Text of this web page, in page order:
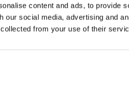
content and ads, to provide
our social media, advertising and
from your use of their